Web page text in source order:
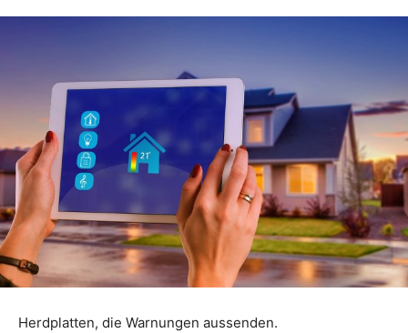
Herdplatten, die Warnungen aussenden.